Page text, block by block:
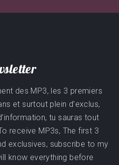
des MP3, les 3 premiers
et surtout plein d’exclus,
tu sauras tout
receive MP3s, The first 3
exclusives, subscribe to my
know everything before